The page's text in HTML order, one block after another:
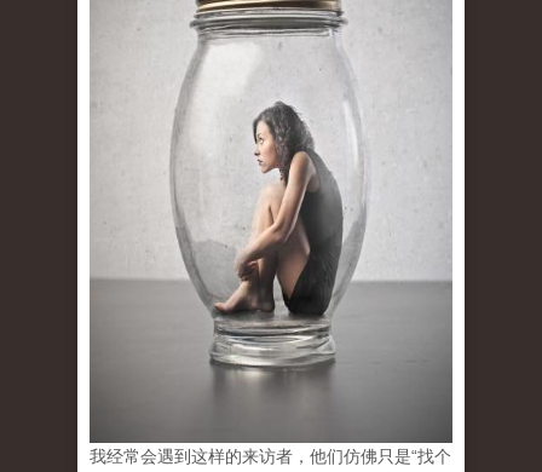
我经常会遇到这样的来访者，他们仿佛只是“找个